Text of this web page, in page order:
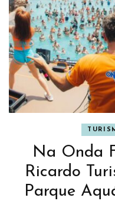
Na Onda
Ricardo
Parque